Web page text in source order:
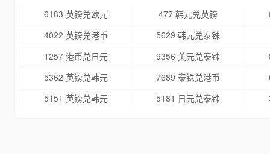
6183 英镑兑欧元 477 韩元兑英镑
4022 英镑兑港币
5629 韩元兑泰铢
1257 港币兑日元
9356 美元兑泰铢
5362 英镑兑韩元
7689 泰铢兑港币
5151 英镑兑韩元
5181 日元兑泰铢